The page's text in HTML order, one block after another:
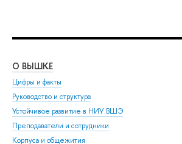
О ВЫШКЕ
Цифры и факты
Руководство и структура
Устойчивое развитие в НИУ ВШЭ
Преподаватели и сотрудники
Корпуса и общежития